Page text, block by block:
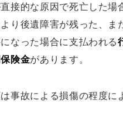
接的な原因で死亡した場
り後遺障害が残った、ま
なった場合に支払われる
険金があります。
事故による損傷の程度に